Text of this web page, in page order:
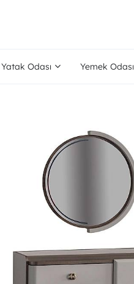
Yatak Odası Yemek Odası